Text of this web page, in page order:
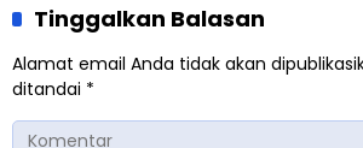
Tinggalkan Balasan
Alamat email Anda tidak akan
ditandai *